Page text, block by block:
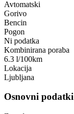
Avtomatski
Gorivo
Bencin
Pogon
Ni podatka
Kombinirana poraba
6.3 l/100km
Lokacija
Ljubljana
Osnovni podatki